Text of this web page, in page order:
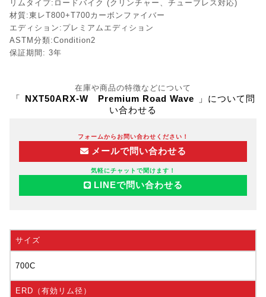
リムタイプ:ロードバイク (クリンチャー、チューブレス対応)
材質:東レT800+T700カーボンファイバー
エディション:プレミアムエディション
ASTM分類:Condition2
保証期間: 3年
在庫や商品の特徴などについて
「 NXT50ARX-W Premium Road Wave
」について問
い合わせる
フォームからお問い合わせください！
メールで問い合わせる
気軽にチャットで聞けます！
LINEで問い合わせる
サイズ
700C
ERD（有効リム径）